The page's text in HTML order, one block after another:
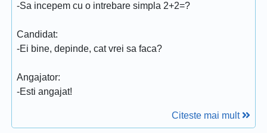
-Sa incepem cu o intrebare simpla 2+2=?
Candidat:
-Ei bine, depinde, cat vrei sa faca?
Angajator:
-Esti angajat!
Citeste mai mult